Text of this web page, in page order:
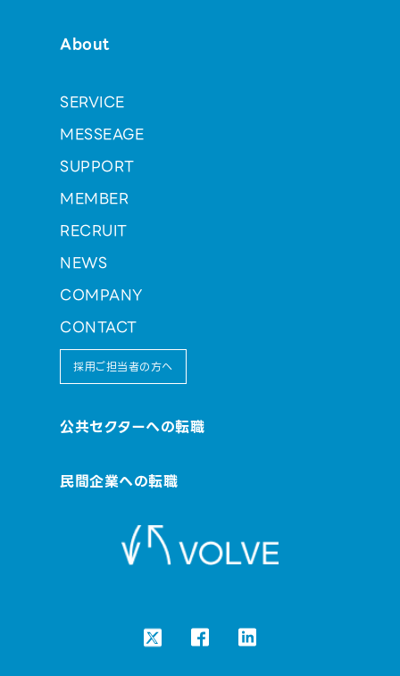
About
SERVICE
MESSEAGE
SUPPORT
MEMBER
RECRUIT
NEWS
COMPANY
CONTACT
採用ご担当者の方へ
公共セクターへの転職
民間企業への転職